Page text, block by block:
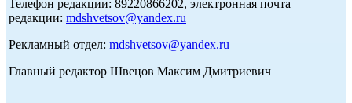
Телефон редакции: 89220866202, электронная почта
редакции: mdshvetsov@yandex.ru
Рекламный отдел: mdshvetsov@yandex.ru
Главный редактор Швецов Максим Дмитриевич